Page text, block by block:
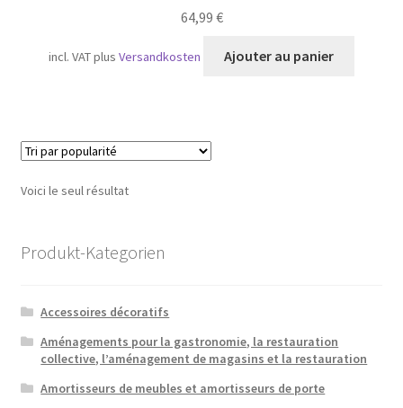
64,99 €
incl. VATplusVersandkosten Ajouter au panier
Voici le seul résultat
Produkt-Kategorien
Accessoires décoratifs
Aménagements pour la gastronomie, la restauration
collective, l’aménagement de magasins et la restauration
Amortisseurs de meubles et amortisseurs de porte